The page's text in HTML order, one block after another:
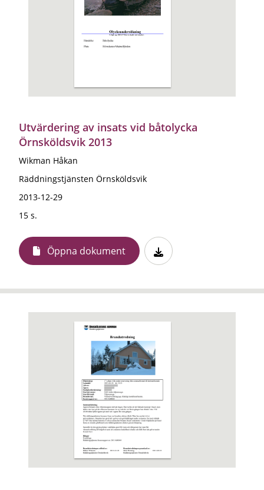
Utvärdering av insats vid båtolycka
Örnsköldsvik 2013
Wikman Håkan
Räddningstjänsten Örnsköldsvik
2013-12-29
15 s.
Öppna dokument